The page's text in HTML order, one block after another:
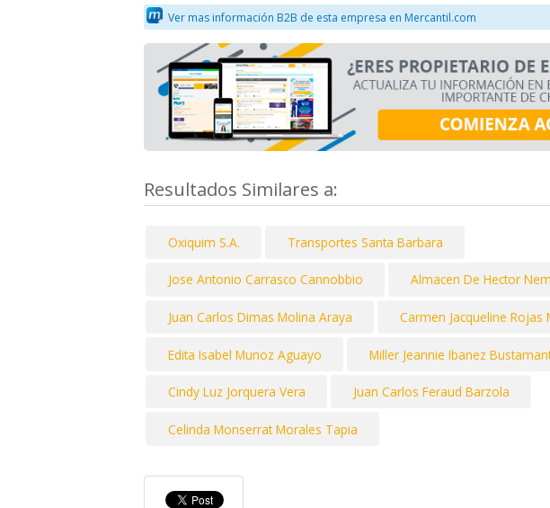
Ver mas información B2B de esta empresa en Mercantil.com
Resultados Similares a:
Oxiquim S.A. Transportes Santa Barbara
Jose Antonio Carrasco Cannobbio Almacen De Hector
Juan Carlos Dimas Molina Araya Carmen Jacqueline Rojas
Edita Isabel Munoz Aguayo Miller Jeannie Ibanez
Cindy Luz Jorquera Vera Juan Carlos Feraud Barzola
Celinda Monserrat Morales Tapia